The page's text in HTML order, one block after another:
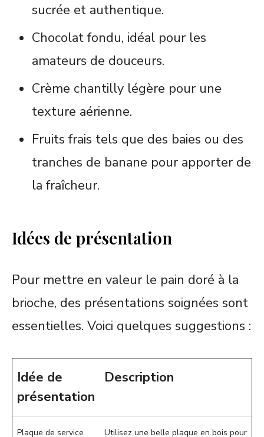
sucrée et authentique.
Chocolat fondu, idéal pour les
amateurs de douceurs.
Crème chantilly légère pour une
texture aérienne.
Fruits frais tels que des baies ou des
tranches de banane pour apporter de
la fraîcheur.
Idées de présentation
Pour mettre en valeur le pain doré à la
brioche, des présentations soignées sont
essentielles. Voici quelques suggestions :
Idée de
présentation
Description
Plaque de service
Utilisez une belle plaque en bois pour